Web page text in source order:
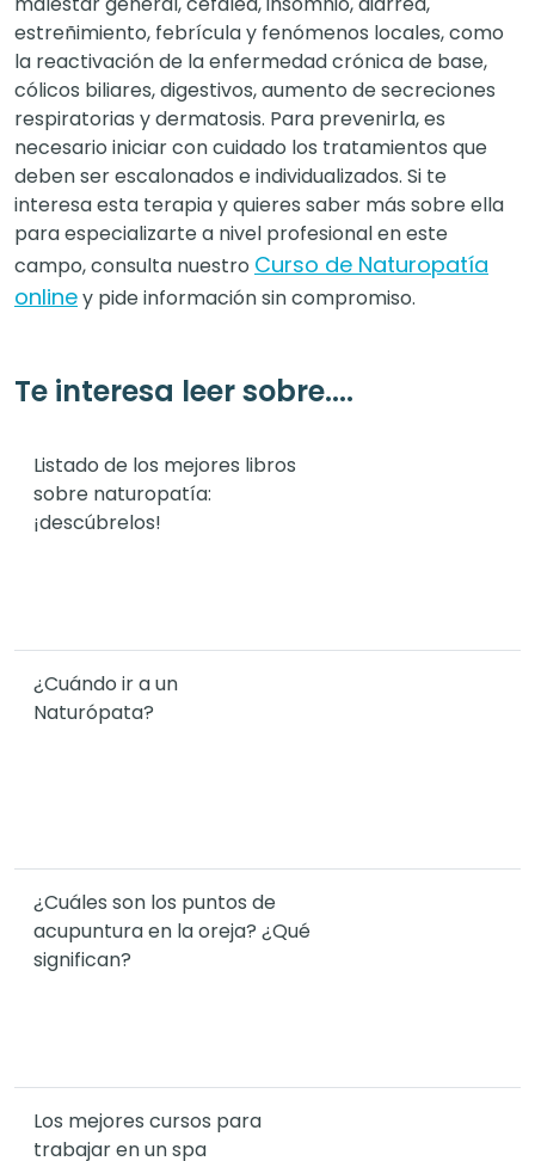
estreñimiento, febrícula y fenómenos locales, como
la reactivación de la enfermedad crónica de base,
cólicos biliares, digestivos, aumento de secreciones
respiratorias y dermatosis. Para prevenirla, es
necesario iniciar con cuidado los tratamientos que
deben ser escalonados e individualizados. Si te
interesa esta terapia y quieres saber más sobre ella
para especializarte a nivel profesional en este
campo, consulta nuestro Curso de Naturopatía
onliney pide información sin compromiso.
Te interesa leer sobre....
Listado de los mejores libros
sobre naturopatía:
¡descúbrelos!
¿Cuándo ir a un
Naturópata?
¿Cuáles son los puntos de
acupuntura en la oreja? ¿Qué
significan?
Los mejores cursos para
trabajar en un spa